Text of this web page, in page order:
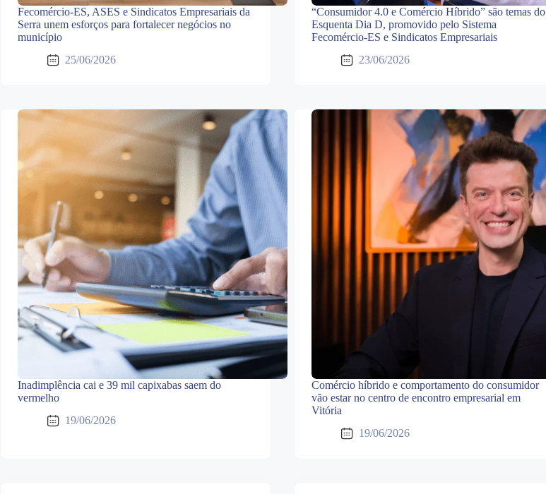
Fecomércio-ES, ASES e Sindicatos Empresariais da
Serra unem esforços para fortalecer negócios no
município
25/06/2026
“Consumidor 4.0 e Comércio Híbrido” são temas do
Esquenta Dia D, promovido pelo Sistema
Fecomércio-ES e Sindicatos Empresariais
23/06/2026
Inadimplência cai e 39 mil capixabas saem do
vermelho
19/06/2026
Comércio híbrido e comportamento do consumidor
vão estar no centro de encontro empresarial em
Vitória
19/06/2026